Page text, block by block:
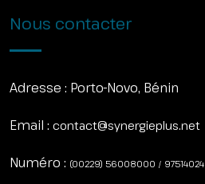
Nous contacter
Adresse : Porto-Novo, Bénin
Email : contact@synergieplus.net
Numéro : (00229) 56008000 / 97514024